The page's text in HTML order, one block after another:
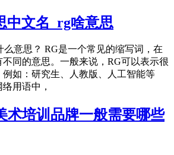
中文名_rg啥意思
么意思？ RG是一个常见的缩写词，在
同的意思。一般来说，RG可以表示很
例如：研究生、人教版、人工智能等
用语中，
术培训品牌一般需要哪些